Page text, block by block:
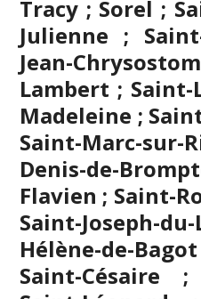
Tracy ; Sorel ;
Julienne ;
Jean-
Lambert ;
Madeleine ;
Saint-Marc-sur-
Denis-de-
Flavien ; Saint-
Saint-
Hélène-de-
Saint-Césaire